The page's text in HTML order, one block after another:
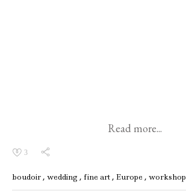
Read more...
3
boudoir wedding fine art Europe workshop